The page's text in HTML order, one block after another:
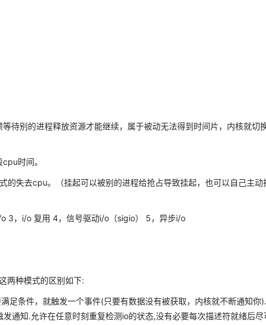
待别的进程释放资源才能继续，属于被动无法得到时间片，内核就切
cpu时间。
的失去cpu。（挂起可以被别的进程给抢占导致挂起，也可以自己主动
3，i/o 复用 4，信号驱动i/o（sigio） 5，异步i/o
两种模式的区别如下:
足条件，就触发一个事件(只要有数据没有被获取，内核就不断通知你
通知.允许在任意时刻重复检测io的状态,没有必要每次描述符就绪后尽